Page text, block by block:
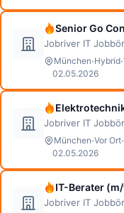
Senior Go
Jobriver IT
München·Hybrid·
02.05.2026
Jobriver IT
München·Vor Ort·
02.05.2026
IT-Berater
Jobriver IT